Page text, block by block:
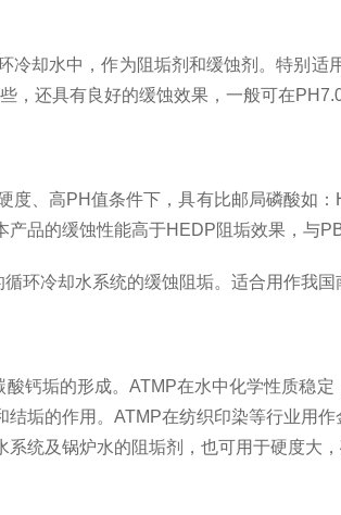
却水中，作为阻垢剂和缓蚀剂。特别适
还具有良好的缓蚀效果，一般可在
、高PH值条件下，具有比邮局磷酸如
品的缓蚀性能高于HEDP阻垢效果，与
冷却水系统的缓蚀阻垢。适合用作我
垢的形成。ATMP在水中化学性质稳
垢的作用。ATMP在纺织印染等行业用
统及锅炉水的阻垢剂，也可用于硬度大